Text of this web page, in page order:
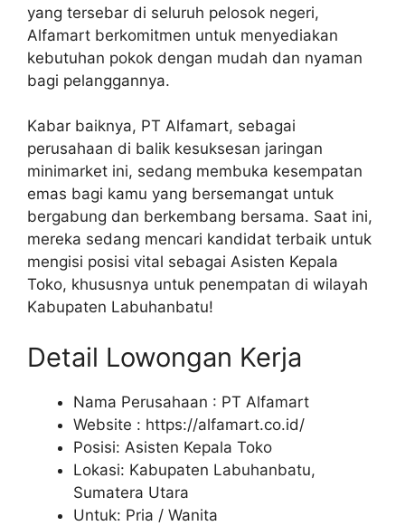
yang tersebar di seluruh pelosok negeri,
Alfamart berkomitmen untuk menyediakan
kebutuhan pokok dengan mudah dan nyaman
bagi pelanggannya.
Kabar baiknya, PT Alfamart, sebagai
perusahaan di balik kesuksesan jaringan
minimarket ini, sedang membuka kesempatan
emas bagi kamu yang bersemangat untuk
bergabung dan berkembang bersama. Saat ini,
mereka sedang mencari kandidat terbaik untuk
mengisi posisi vital sebagai Asisten Kepala
Toko, khususnya untuk penempatan di wilayah
Kabupaten Labuhanbatu!
Detail Lowongan Kerja
Nama Perusahaan : PT Alfamart
Website : https://alfamart.co.id/
Posisi: Asisten Kepala Toko
Lokasi: Kabupaten Labuhanbatu,
Sumatera Utara
Untuk: Pria / Wanita